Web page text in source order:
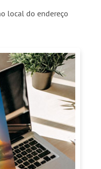
local do endereço